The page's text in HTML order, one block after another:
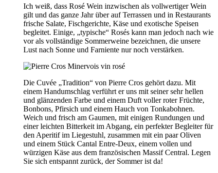
Ich weiß, dass Rosé Wein inzwischen als vollwertiger Wein
gilt und das ganze Jahr über auf Terrassen und in Restaurants
frische Salate, Fischgerichte, Käse und exotische Speisen
begleitet. Einige, „typische“ Rosés kann man jedoch nach wie
vor als vollständige Sommerweine bezeichnen, die unsere
Lust nach Sonne und Farniente nur noch verstärken.
Die Cuvée „Tradition“ von Pierre Cros gehört dazu. Mit
einem Handumschlag verführt er uns mit seiner sehr hellen
und glänzenden Farbe und einem Duft voller roter Früchte,
Bonbons, Pfirsich und einem Hauch von Tonkabohnen.
Weich und frisch am Gaumen, mit einigen Rundungen und
einer leichten Bitterkeit im Abgang, ein perfekter Begleiter für
den Aperitif im Liegestuhl, zusammen mit ein paar Oliven
und einem Stück Cantal Entre-Deux, einem vollen und
würzigen Käse aus dem französischen Massif Central. Legen
Sie sich entspannt zurück, der Sommer ist da!